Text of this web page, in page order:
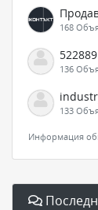
168
522889
136
133
Информация